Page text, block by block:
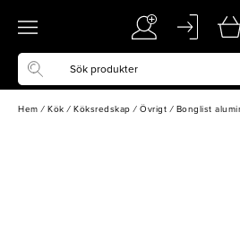
Hem / Kök / Köksredskap / Övrigt / Bonglist